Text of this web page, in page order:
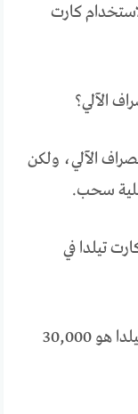
كارت
الآلي؟
الآلي، ولكن
تيلدا في
الحد الأقصى للسحب النقدي من كارت تيلدا هو 30,000